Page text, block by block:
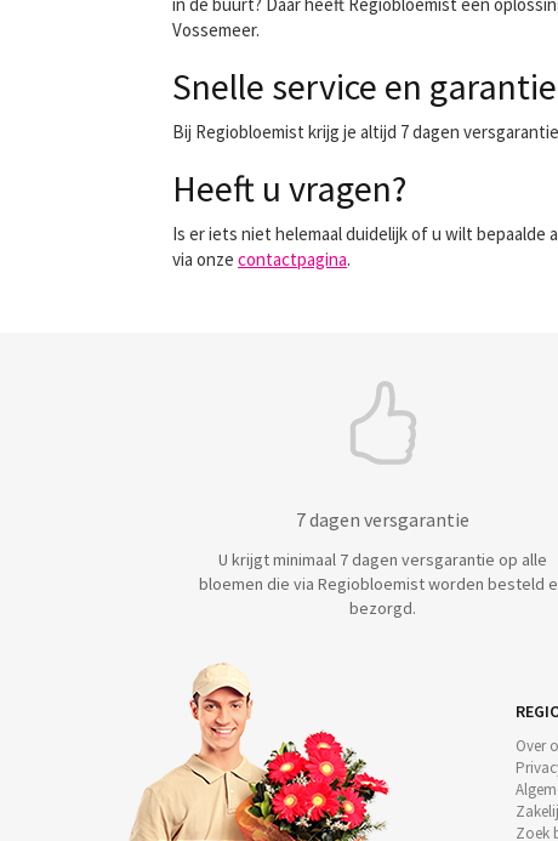
Vossemeer.
Snelle service en garantie
Bij Regiobloemist krijg je altijd 7 dagen
Heeft u vragen?
Is er iets niet helemaal duidelijk of u wilt
via onze contactpagina.
7 dagen versgarantie
U krijgt minimaal 7 dagen versgarantie op alle
bloemen die via Regiobloemist worden besteld
bezorgd.
Over
Zoek